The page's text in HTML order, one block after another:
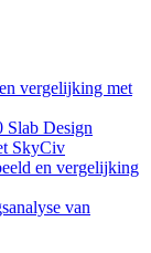
vergelijking met
Slab Design
SkyCiv
en vergelijking
van